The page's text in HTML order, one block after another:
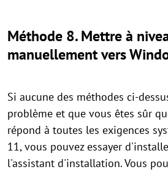
Méthode 8. Mettre à
manuellement vers
Si aucune des méthodes ci-
problème et que vous êtes sûr
répond à toutes les exigences
11, vous pouvez essayer
l'assistant d'installation. Vous